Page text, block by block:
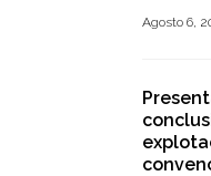
Agosto 6,